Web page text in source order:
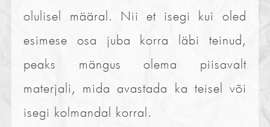
olulisel määral. Nii et isegi kui oled
esimese osa juba korra läbi teinud,
peaks mängus olema piisavalt
materjali, mida avastada ka teisel või
isegi kolmandal korral.